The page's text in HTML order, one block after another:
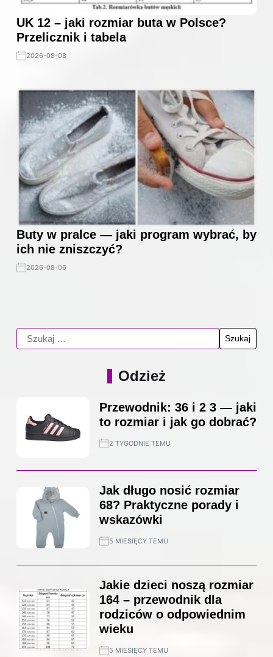
UK 12 – jaki rozmiar buta w Polsce?
Przelicznik i tabela
2026-08-08
Buty w pralce — jaki program wybrać, by
ich nie zniszczyć?
2026-08-06
Odzież
Przewodnik: 36 i 2 3 — jaki
to rozmiar i jak go dobrać?
2 TYGODNIE TEMU
Jak długo nosić rozmiar
68? Praktyczne porady i
wskazówki
5 MIESIĘCY TEMU
Jakie dzieci noszą rozmiar
164 – przewodnik dla
rodziców o odpowiednim
wieku
5 MIESIĘCY TEMU